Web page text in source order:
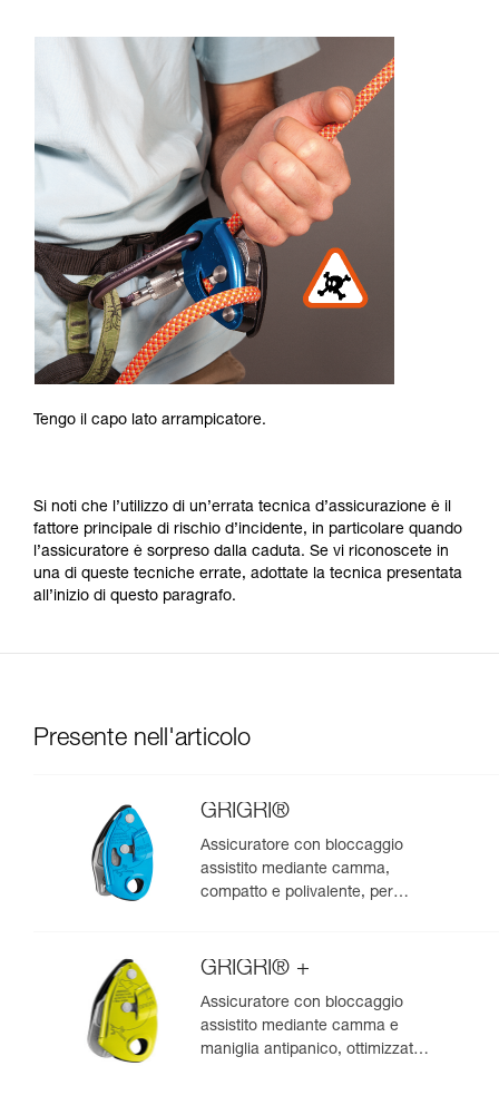
Tengo il capo lato arrampicatore.
Si noti che l’utilizzo di un’errata tecnica d’assicurazione è il
fattore principale di rischio d’incidente, in particolare quando
l’assicuratore è sorpreso dalla caduta. Se vi riconoscete in
una di queste tecniche errate, adottate la tecnica presentata
all’inizio di questo paragrafo.
Presente nell'articolo
GRIGRI®
Assicuratore con bloccaggio
assistito mediante camma,
compatto e polivalente, per
GRIGRI® +
Assicuratore con bloccaggio
assistito mediante camma e
maniglia antipanico, ottimizzato